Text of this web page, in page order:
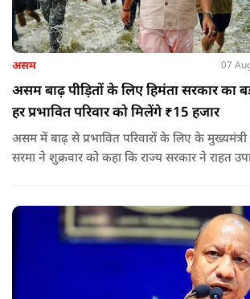
असम 07
असम बाढ़ पीड़ितों के लिए हिमंता सरकार का
हर प्रभावित परिवार को मिलेंगे ₹15 हजार
असम में बाढ़ से प्रभावित परिवारों के लिए के मुख्यमंत्री हिमंता बिस्वा
सरमा ने शुक्रवार को कहा कि राज्य सरकार ने राहत